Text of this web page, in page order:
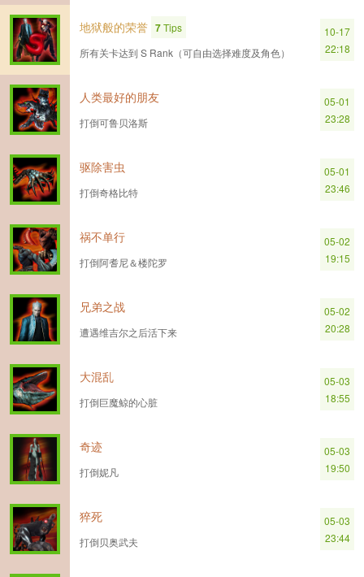
地狱般的荣誉 7Tips
所有关卡达到 S Rank（可自由选择难度及角色）
10-17
22:18
人类最好的朋友
打倒可鲁贝洛斯
05-01
23:28
驱除害虫
打倒奇格比特
05-01
23:46
祸不单行
打倒阿耆尼＆楼陀罗
05-02
19:15
兄弟之战
遭遇维吉尔之后活下来
05-02
20:28
大混乱
打倒巨魔鲸的心脏
05-03
18:55
奇迹
打倒妮凡
05-03
19:50
猝死
打倒贝奥武夫
05-03
23:44